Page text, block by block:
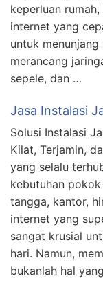
keperluan
internet yang
untuk
merancang
sepele, dan …
Jasa Instalasi
Solusi Instalasi
Kilat, Terjamin,
yang selalu
kebutuhan
tangga, kantor,
internet yang
sangat krusial
hari. Namun,
bukanlah hal